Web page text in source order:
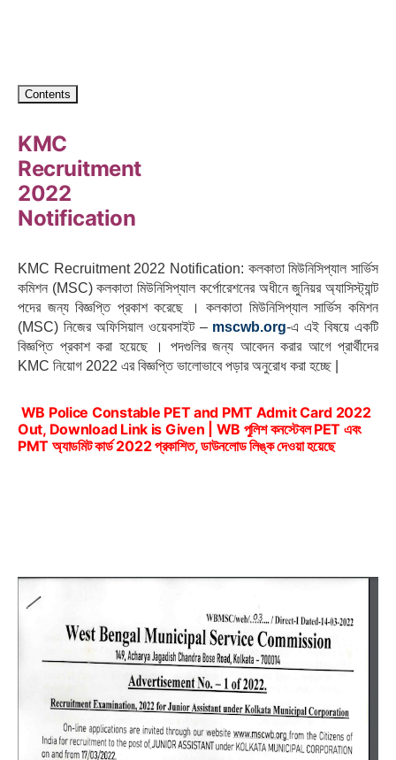
Contents
KMC
Recruitment
2022
Notification
KMC Recruitment 2022 Notification: কলকাতা মিউনিসিপ্যাল ​​সার্ভিস
কমিশন (MSC) কলকাতা মিউনিসিপ্যাল ​​কর্পোরেশনের অধীনে জুনিয়র অ্যাসিস্ট্যান্ট
পদের জন্য বিজ্ঞপ্তি প্রকাশ করেছে । কলকাতা মিউনিসিপ্যাল ​​সার্ভিস কমিশন
(MSC) নিজের অফিসিয়াল ওয়েবসাইট – mscwb.org-এ এই বিষয়ে একটি
বিজ্ঞপ্তি প্রকাশ করা হয়েছে । পদগুলির জন্য আবেদন করার আগে প্রার্থীদের
KMC নিয়োগ 2022 এর বিজ্ঞপ্তি ভালোভাবে পড়ার অনুরোধ করা হচ্ছে |
WB Police Constable PET and PMT Admit Card 2022
Out, Download Link is Given | WB পুলিশ কনস্টেবল PET এবং
PMT অ্যাডমিট কার্ড 2022 প্রকাশিত, ডাউনলোড লিঙ্ক দেওয়া হয়েছে